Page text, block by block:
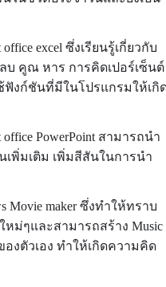
excel ซึ่งเรียนรู้เกี่ยวกับ
บ คูณ หาร การคิดเปอร์เซ็นต์
งก์ชันที่มีในโปรแกรมให้เกิ
PowerPoint สามารถนำ
เพิ่มเติม เพิ่มสีสันในการนำ
Movie maker ซึ่งทำให้ทราบ
หม่ๆและสามารถสร้าง Music
งตัวเอง ทำให้เกิดความคิด